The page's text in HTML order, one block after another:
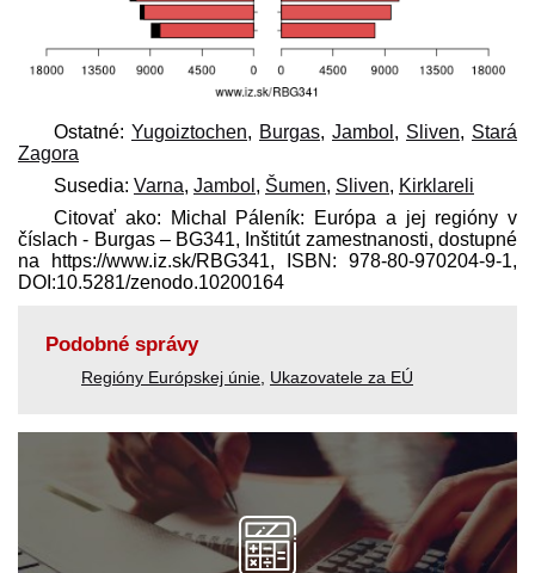
Ostatné: Yugoiztochen, Burgas, Jambol , Sliven, Stará
Zagora
Susedia: Varna, Jambol , Šumen, Sliven, Kirklareli
Citovať ako: Michal Páleník: Európa a jej regióny v
číslach - Burgas – BG341, Inštitút zamestnanosti, dostupné
na https://www.iz.sk/​RBG341, ISBN: 978-80-970204-9-1,
DOI:10.5281/zenodo.10200164
Podobné správy
Regióny Európskej únie Ukazovatele za EÚ